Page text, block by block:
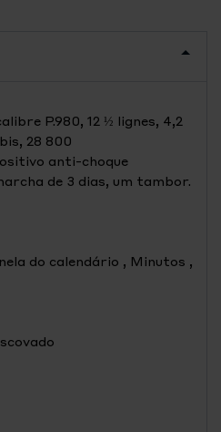
P.980, 12 ½ lignes, 4,2
28 800
anti-choque
de 3 dias, um tambor.
do calendário , Minutos ,